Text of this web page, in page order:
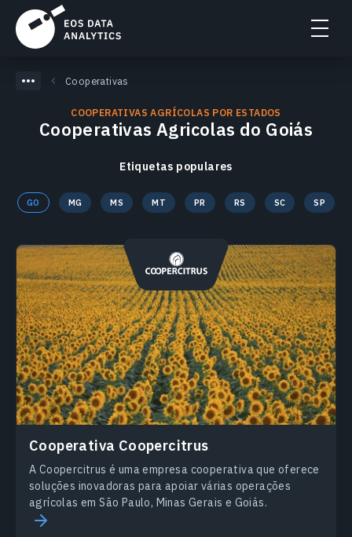
Cooperativas
COOPERATIVAS AGRÍCOLAS POR ESTADOS
Cooperativas Agricolas do Goiás
Etiquetas populares
GO MG MS MT PR RS SC SP
Сooperativa Сoopercitrus
A Coopercitrus é uma empresa cooperativa que oferece
soluções inovadoras para apoiar várias operações
agrícolas em São Paulo, Minas Gerais e Goiás.